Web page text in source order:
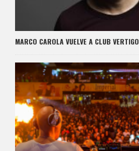
MARCO CAROLA VUELVE A CLUB VERTIGO